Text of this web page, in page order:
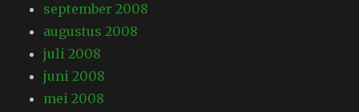
september 2008
augustus 2008
juli 2008
juni 2008
mei 2008